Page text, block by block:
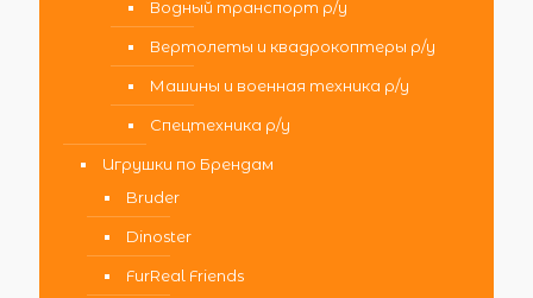
Водный транспорт р/у
Вертолеты и квадрокоптеры р/у
Машины и военная техника р/у
Спецтехника р/у
Игрушки по Брендам
Bruder
Dinoster
FurReal Friends